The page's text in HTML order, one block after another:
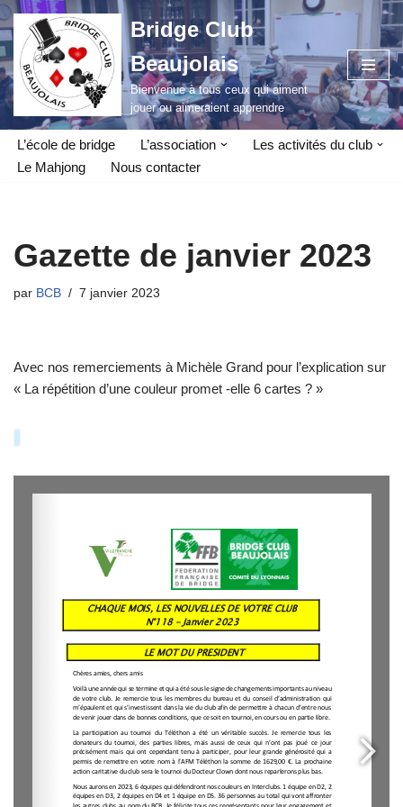
Aller
au
contenu
Bridge Club
Beaujolais
Bienvenue à tous ceux qui aiment
jouer ou aimeraient apprendre
L’école de bridge L’association
Les activités du club
Le Mahjong
Nous contacter
Gazette de janvier 2023
par BCB 7 janvier 2023
Avec nos remerciements à Michèle Grand pour l’explication sur
« La répétition d’une couleur promet -elle 6 cartes ? »